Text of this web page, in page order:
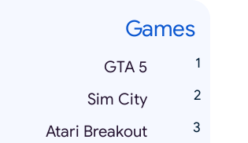
Games
GTA 5
Sim City
Atari Breakout